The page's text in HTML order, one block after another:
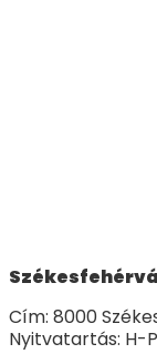
Cím: 8000
Nyitvatartás: H-P